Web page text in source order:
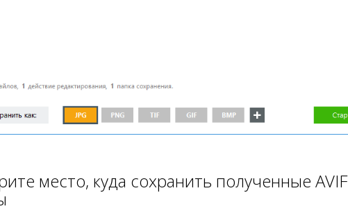
место, куда сохранить полученные AVIF